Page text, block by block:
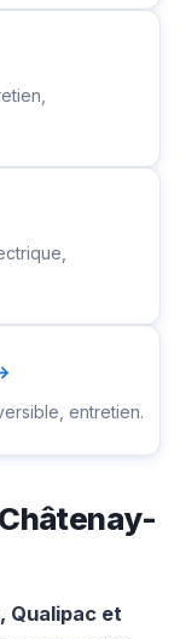
entretien.
Qualipac et